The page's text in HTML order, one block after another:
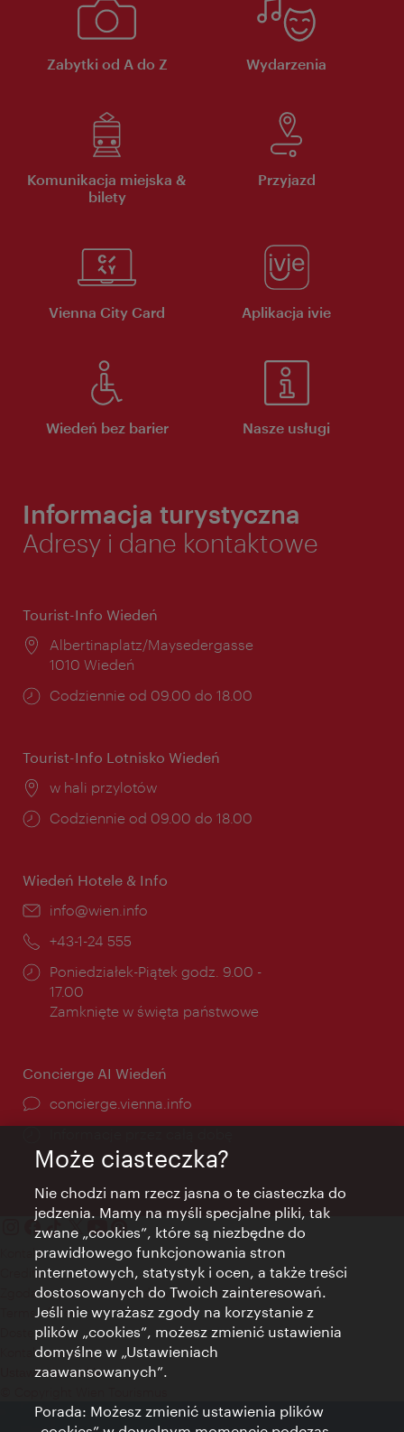
Zabytki od A do Z Wydarzenia
Komunikacja miejska &
bilety
Przyjazd
Vienna City Card Aplikacja ivie
Wiedeń bez barier Nasze usługi
Informacja turystyczna
Adresy i dane kontaktowe
Tourist-Info Wiedeń
Miejsce:
Albertinaplatz/Maysedergasse
1010 Wiedeń
Godziny
Codziennie od 09.00 do 18.00
Tourist-Info Lotnisko Wiedeń
Miejsce:
w hali przylotów
Godziny
Codziennie od 09.00 do 18.00
Wiedeń Hotele & Info
E-
info@wien.info
Telefon:
+43-1-24 555
Godziny
otwarcia:
Poniedziałek-Piątek godz. 9.00 -
17.00
Zamknięte w święta państwowe
Concierge AI Wiedeń
concierge.vienna.info
Kontakt
Credits
Zgoda na przetwarzanie danych osobowych
Terms of Use
Dostępność
Kontakt prasowy
Ustawienia cookies
Może ciasteczka?
Nie chodzi nam rzecz jasna o te ciasteczka do
jedzenia. Mamy na myśli specjalne pliki, tak
zwane „cookies”, które są niezbędne do
prawidłowego funkcjonowania stron
internetowych, statystyk i ocen, a także treści
dostosowanych do Twoich zainteresowań.
Jeśli nie wyrażasz zgody na korzystanie z
plików „cookies”, możesz zmienić ustawienia
domyślne w „Ustawieniach
zaawansowanych”.
Porada: Możesz zmienić ustawienia plików